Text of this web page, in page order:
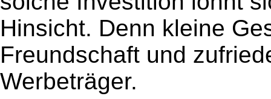
Hinsicht. Denn kleine
Freundschaft und
Werbeträger.